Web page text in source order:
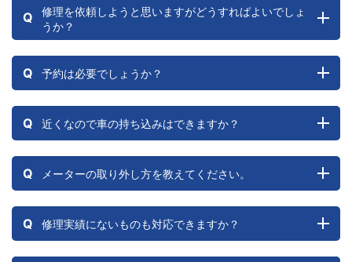
Q
修理を依頼しようと思いますがどうすればよいでしょ
うか？
Q 予約は必要でしょうか？
Q 近くなので車の持ち込みはできますか？
Q メーターの取り外し方を教えてください。
Q 修理実績にないものも対応できますか？